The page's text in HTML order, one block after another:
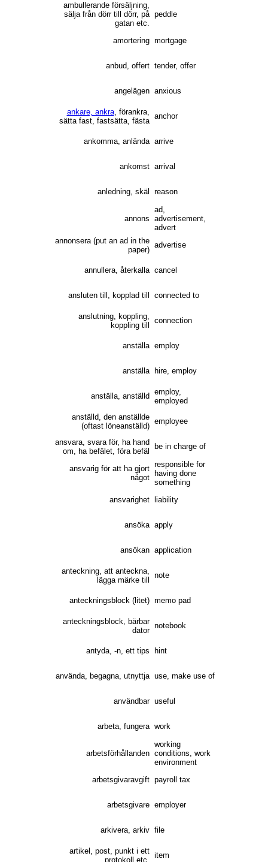
ambullerande försäljning,
sälja från dörr till dörr, på
gatan etc.
peddle
amortering mortgage
anbud, offert tender, offer
angelägen anxious
ankare, ankra, förankra,
sätta fast, fastsätta, fästa
anchor
ankomma, anlända arrive
ankomst arrival
anledning, skäl reason
annons
ad,
advertisement,
advert
annonsera (put an ad in the
paper)
advertise
annullera, återkalla cancel
ansluten till, kopplad till connected to
anslutning, koppling,
koppling till
connection
anställa employ
anställa hire, employ
anställa, anställd employ,
employed
anställd, den anställde
(oftast löneanställd)
employee
ansvara, svara för, ha hand
om, ha befälet, föra befäl
be in charge of
ansvarig för att ha gjort
något
responsible for
having done
something
ansvarighet
liability
ansöka apply
ansökan application
anteckning, att anteckna,
lägga märke till
note
anteckningsblock (litet) memo pad
anteckningsblock, bärbar
dator
notebook
antyda, -n, ett tips hint
använda, begagna, utnyttja use, make use of
användbar useful
arbeta, fungera work
arbetsförhållanden
working
conditions, work
environment
arbetsgivaravgift payroll tax
arbetsgivare employer
arkivera, arkiv file
artikel, post, punkt i ett
protokoll etc.
item